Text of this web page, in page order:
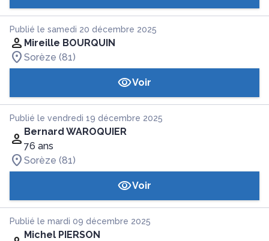
Publié le samedi 20 décembre 2025
Mireille BOURQUIN
Sorèze (81)
Voir
Publié le vendredi 19 décembre 2025
Bernard WAROQUIER
76 ans
Sorèze (81)
Voir
Publié le mardi 09 décembre 2025
Michel PIERSON